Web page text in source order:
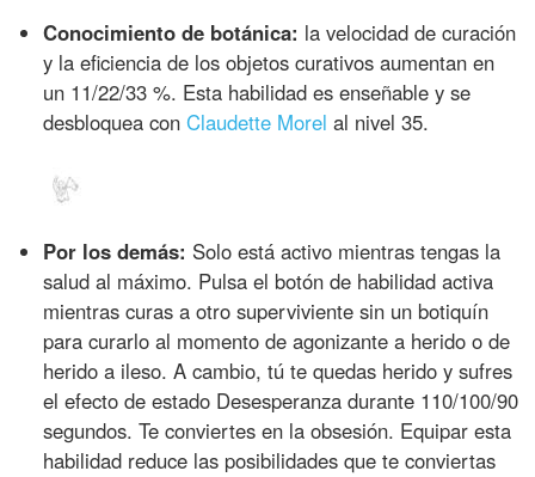
Conocimiento de botánica: la velocidad de curación
y la eficiencia de los objetos curativos aumentan en
un 11/22/33 %. Esta habilidad es enseñable y se
desbloquea conClaudette Morel al nivel 35.
Por los demás: Solo está activo mientras tengas la
salud al máximo. Pulsa el botón de habilidad activa
mientras curas a otro superviviente sin un botiquín
para curarlo al momento de agonizante a herido o de
herido a ileso. A cambio, tú te quedas herido y sufres
el efecto de estado Desesperanza durante 110/100/90
segundos. Te conviertes en la obsesión. Equipar esta
habilidad reduce las posibilidades que te conviertas